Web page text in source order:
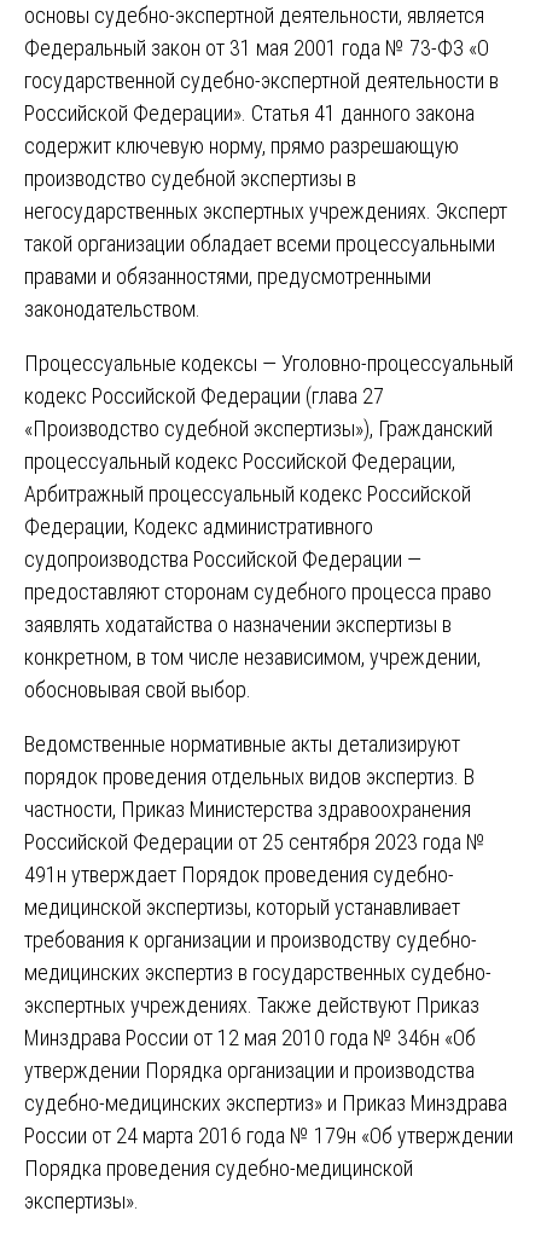
основы судебно-экспертной деятельности, является
Федеральный закон от 31 мая 2001 года № 73-ФЗ «О
государственной судебно-экспертной деятельности в
Российской Федерации». Статья 41 данного закона
содержит ключевую норму, прямо разрешающую
производство судебной экспертизы в
негосударственных экспертных учреждениях. Эксперт
такой организации обладает всеми процессуальными
правами и обязанностями, предусмотренными
законодательством.
Процессуальные кодексы — Уголовно-процессуальный
кодекс Российской Федерации (глава 27
«Производство судебной экспертизы»), Гражданский
процессуальный кодекс Российской Федерации,
Арбитражный процессуальный кодекс Российской
Федерации, Кодекс административного
судопроизводства Российской Федерации —
предоставляют сторонам судебного процесса право
заявлять ходатайства о назначении экспертизы в
конкретном, в том числе независимом, учреждении,
обосновывая свой выбор.
Ведомственные нормативные акты детализируют
порядок проведения отдельных видов экспертиз. В
частности, Приказ Министерства здравоохранения
Российской Федерации от 25 сентября 2023 года №
491н утверждает Порядок проведения судебно-
медицинской экспертизы, который устанавливает
требования к организации и производству судебно-
медицинских экспертиз в государственных судебно-
экспертных учреждениях. Также действуют Приказ
Минздрава России от 12 мая 2010 года № 346н «Об
утверждении Порядка организации и производства
судебно-медицинских экспертиз» и Приказ Минздрава
России от 24 марта 2016 года № 179н «Об утверждении
Порядка проведения судебно-медицинской
экспертизы».